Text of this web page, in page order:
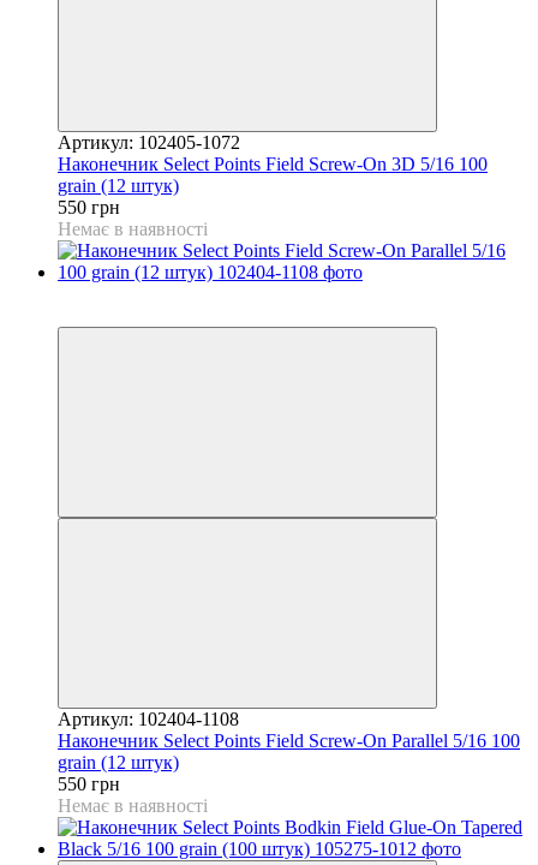
Артикул: 102405-1072
Наконечник Select Points Field Screw-On 3D 5/16 100
grain (12 штук)
550 грн
Немає в наявності
Артикул: 102404-1108
Наконечник Select Points Field Screw-On Parallel 5/16 100
grain (12 штук)
550 грн
Немає в наявності